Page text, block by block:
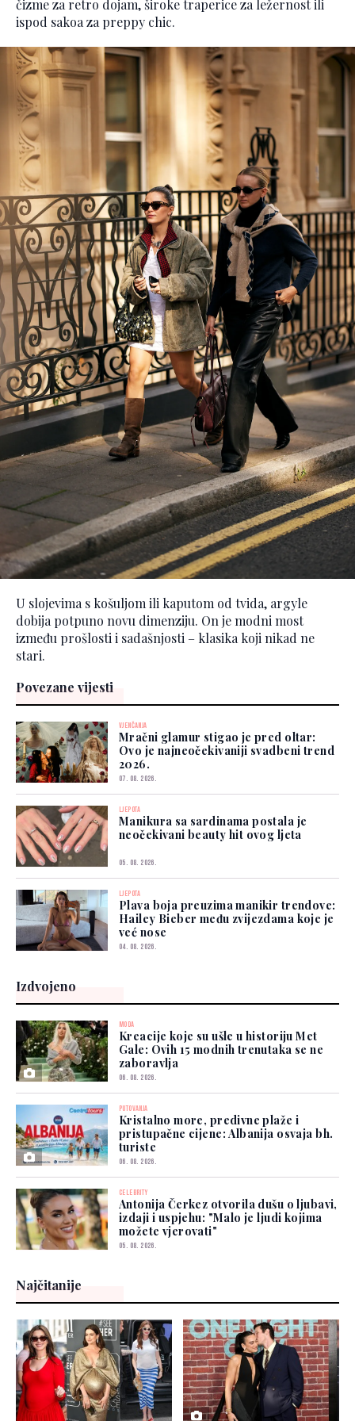
čizme za retro dojam, široke traperice za ležernost ili
ispod sakoa za preppy chic.
U slojevima s košuljom ili kaputom od tvida, argyle
dobija potpuno novu dimenziju. On je modni most
između prošlosti i sadašnjosti – klasika koji nikad ne
stari.
Povezane vijesti
VJENČANJA
Mračni glamur stigao je pred oltar:
Ovo je najneočekivaniji svadbeni trend
2026.
07. 08. 2026.
LJEPOTA
Manikura sa sardinama postala je
neočekivani beauty hit ovog ljeta
05. 08. 2026.
LJEPOTA
Plava boja preuzima manikir trendove:
Hailey Bieber među zvijezdama koje je
već nose
04. 08. 2026.
Izdvojeno
MODA
Kreacije koje su ušle u historiju Met
Gale: Ovih 15 modnih trenutaka se ne
zaboravlja
06. 08. 2026.
PUTOVANJA
Kristalno more, predivne plaže i
pristupačne cijene: Albanija osvaja bh.
turiste
06. 08. 2026.
CELEBRITY
Antonija Čerkez otvorila dušu o ljubavi,
izdaji i uspjehu: "Malo je ljudi kojima
možete vjerovati"
05. 08. 2026.
Najčitanije